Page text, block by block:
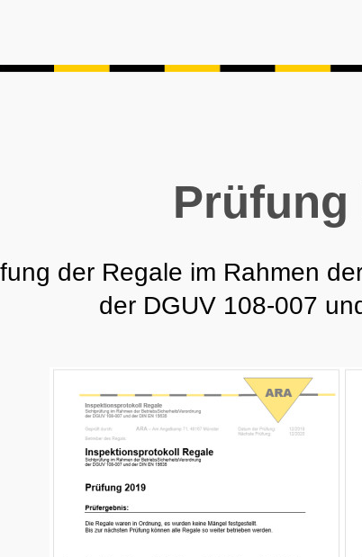
Prüfung
der Regale im Rahmen
der DGUV 108-007